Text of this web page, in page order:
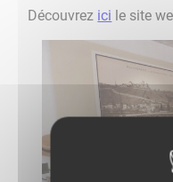
Découvrez ici le site